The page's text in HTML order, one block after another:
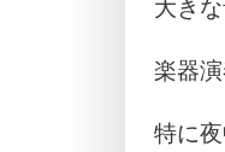
大き
楽器
特に